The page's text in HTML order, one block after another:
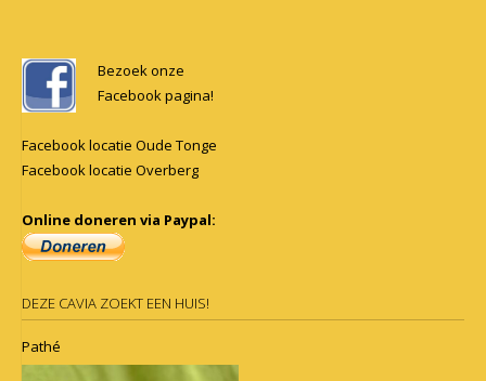
navigation
Bezoek onze
Facebook pagina!
Facebook locatie Oude Tonge
Facebook locatie Overberg
Online doneren via Paypal:
DEZE CAVIA ZOEKT EEN HUIS!
Pathé